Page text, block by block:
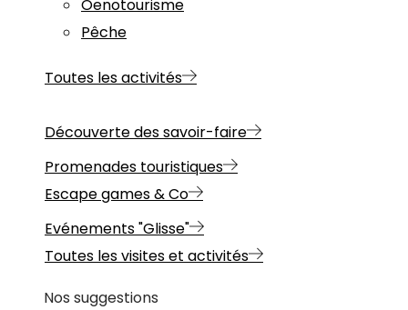
Oenotourisme
Pêche
Toutes les activités
Découverte des savoir-faire
Promenades touristiques
Escape games & Co
Evénements "Glisse"
Toutes les visites et activités
Nos suggestions